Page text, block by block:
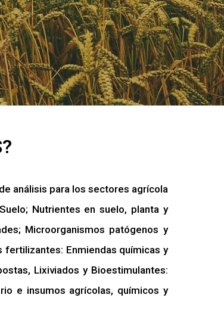
análisis para los sectores agrícola
Nutrientes en suelo, planta y
Microorganismos patógenos y
fertilizantes: Enmiendas químicas y
Lixiviados y Bioestimulantes:
e insumos agrícolas, químicos y